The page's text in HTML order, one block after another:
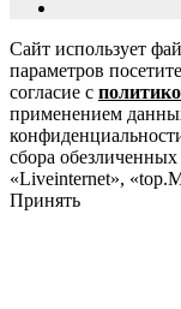
Сайт использует
параметров
согласие с
применением
сбора
«Liveinternet»,
Принять